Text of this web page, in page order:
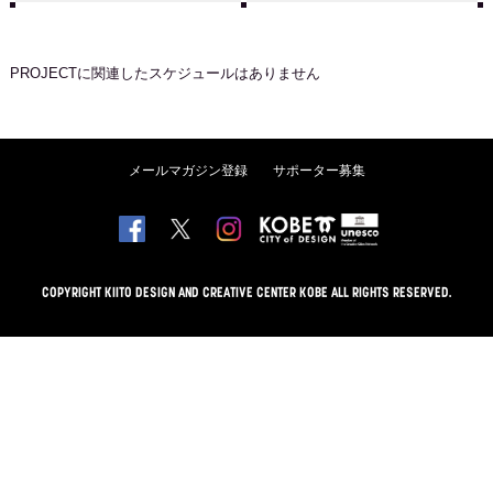
PROJECTに関連したスケジュールはありません
メールマガジン登録 サポーター募集
COPYRIGHT KIITO DESIGN AND CREATIVE CENTER KOBE ALL RIGHTS RESERVED.